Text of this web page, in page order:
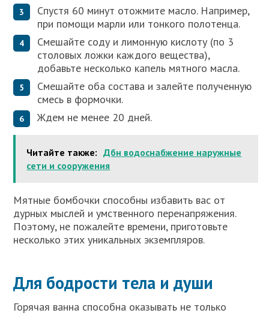
Спустя 60 минут отожмите масло. Например,
при помощи марли или тонкого полотенца.
Смешайте соду и лимонную кислоту (по 3
столовых ложки каждого вещества),
добавьте несколько капель мятного масла.
Смешайте оба состава и залейте полученную
смесь в формочки.
Ждем не менее 20 дней.
Читайте также: Дбн водоснабжение наружные
сети и сооружения
Мятные бомбочки способны избавить вас от
дурных мыслей и умственного перенапряжения.
Поэтому, не пожалейте времени, приготовьте
несколько этих уникальных экземпляров.
Для бодрости тела и души
Горячая ванна способна оказывать не только